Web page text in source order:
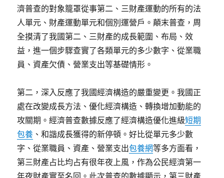
濟普查的對象籠罩從事第二、三財產運動的所有的法
人單元、財產運動單元和個別運營戶。顛末普查，周
全摸清了我國第二、三財產的成長範圍、布局、效
益，進一個步驟查實了各類單元的多少數字、從業職
員、資產欠債、營業支出等基礎情形。
第二，深入反應了我國經濟構造的嚴重變更。我國正
處在改變成長方法、優化經濟構造、轉換增加動能的
攻關期。經濟普查數據反應了經濟構造優化進級短期
包養 、和諧成長獲得的新停頓。好比從單元多少數
字、從業職員、資產、營業支出包養網等多方面看，
第三財產占比均占有很年夜上風，作為公民經濟第一
年夜財產實至名回。此次普查的數據顯示，第三財產